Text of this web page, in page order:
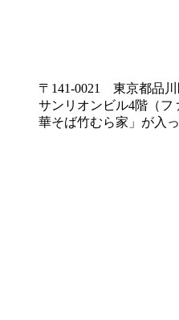
〒141-0021 東京都品川
サンリオンビル4階（フ
華そば竹むら家」が入